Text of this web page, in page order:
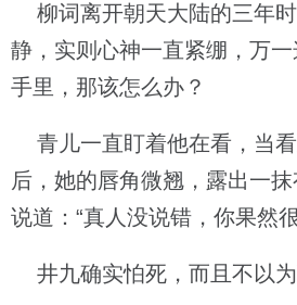
柳词离开朝天大陆的三年
静，实则心神一直紧绷，万
手里，那该怎么办？
青儿一直盯着他在看，当
后，她的唇角微翘，露出一抹
说道：“真人没说错，你果然
井九确实怕死，而且不以为